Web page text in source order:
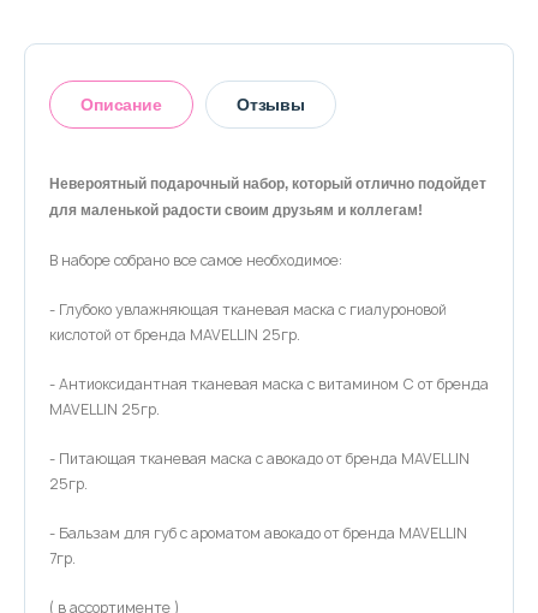
Описание Отзывы
Невероятный подарочный набор, который отлично подойдет
для маленькой радости своим друзьям и коллегам!
В наборе собрано все самое необходимое:
- Глубоко увлажняющая тканевая маска с гиалуроновой
кислотой от бренда MAVELLIN 25гр.
- Антиоксидантная тканевая маска с витамином С от бренда
MAVELLIN 25гр.
- Питающая тканевая маска с авокадо от бренда MAVELLIN
25гр.
- Бальзам для губ с ароматом авокадо от бренда MAVELLIN
7гр.
( в ассортименте )